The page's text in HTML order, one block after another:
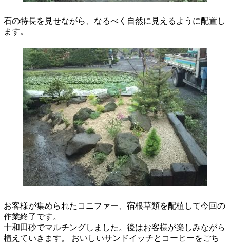
石の特長を見せながら、なるべく自然に見えるように配置し
ます。
お客様が集められたコニファー、宿根草類を配植して今回の
作業終了です。
十和田砂でマルチングしました。後はお客様が楽しみながら
植えていきます。
おいしいサンドイッチとコーヒーをごち